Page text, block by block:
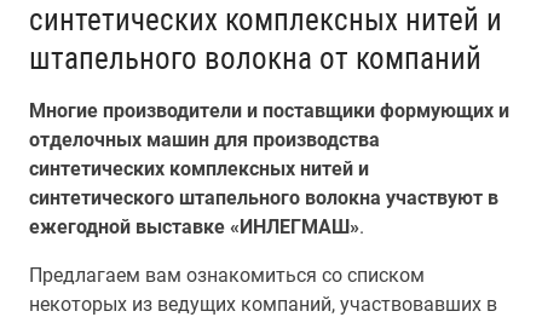
синтетических комплексных нитей и
штапельного волокна от компаний
Многие производители и поставщики формующих и
отделочных машин для производства
синтетических комплексных нитей и
синтетического штапельного волокна участвуют в
ежегодной выставке «ИНЛЕГМАШ».
Предлагаем вам ознакомиться со списком
некоторых из ведущих компаний, участвовавших в